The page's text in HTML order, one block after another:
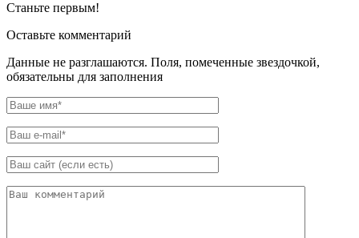
Станьте первым!
Оставьте комментарий
Данные не разглашаются. Поля, помеченные звездочкой,
обязательны для заполнения